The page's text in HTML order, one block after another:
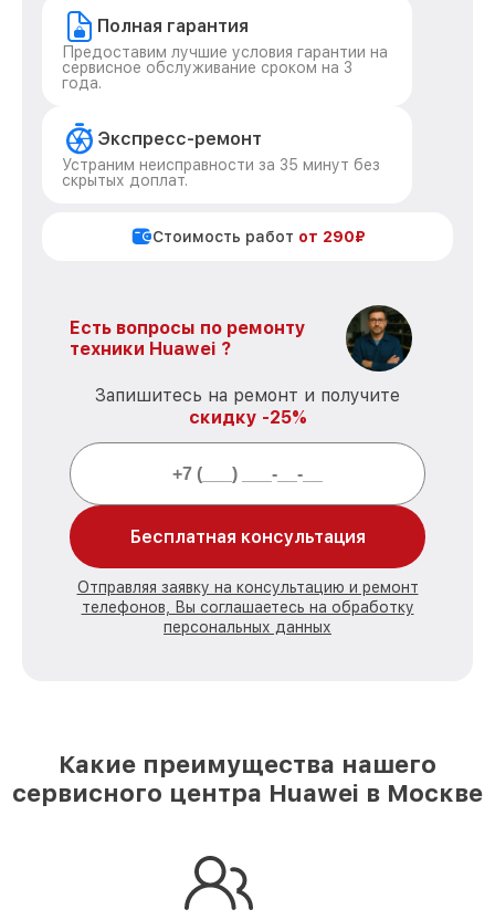
Полная гарантия
Предоставим лучшие условия гарантии на
сервисное обслуживание сроком на 3
года.
Экспресс-ремонт
Устраним неисправности за 35 минут без
скрытых доплат.
Стоимость работ от 290₽
Есть вопросы по ремонту
техники Huawei ?
Запишитесь на ремонт и получите
скидку -25%
Бесплатная консультация
Отправляя заявку на консультацию и ремонт
телефонов, Вы соглашаетесь на обработку
персональных данных
Какие преимущества нашего
сервисного центра Huawei в Москве